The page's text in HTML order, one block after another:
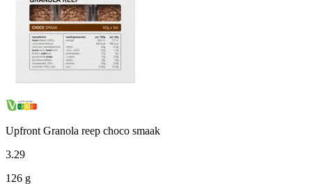
Upfront Granola reep choco smaak
3.29
126 g